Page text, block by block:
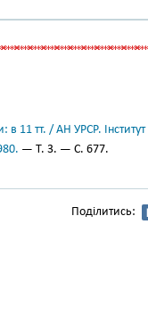
в 11 тт. / АН УРСР.
— Т. 3. — С. 677.
Поділитись: